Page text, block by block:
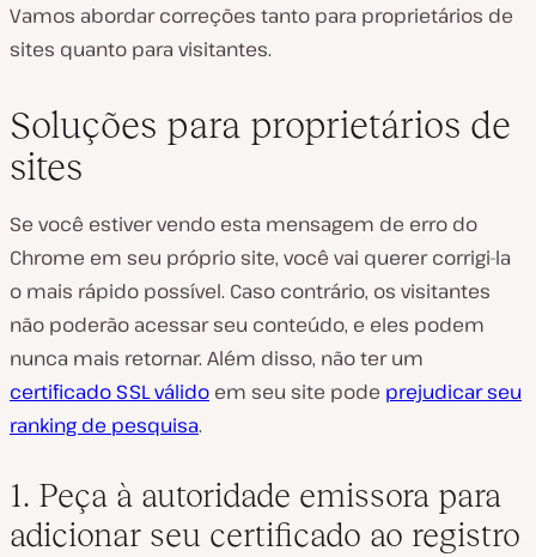
Vamos abordar correções tanto para proprietários de
sites quanto para visitantes.
Soluções para proprietários de
sites
Se você estiver vendo esta mensagem de erro do
Chrome em seu próprio site, você vai querer corrigi-la
o mais rápido possível. Caso contrário, os visitantes
não poderão acessar seu conteúdo, e eles podem
nunca mais retornar. Além disso, não ter um
certificado SSL válido em seu site pode prejudicar seu
ranking de pesquisa.
1. Peça à autoridade emissora para
adicionar seu certificado ao registro